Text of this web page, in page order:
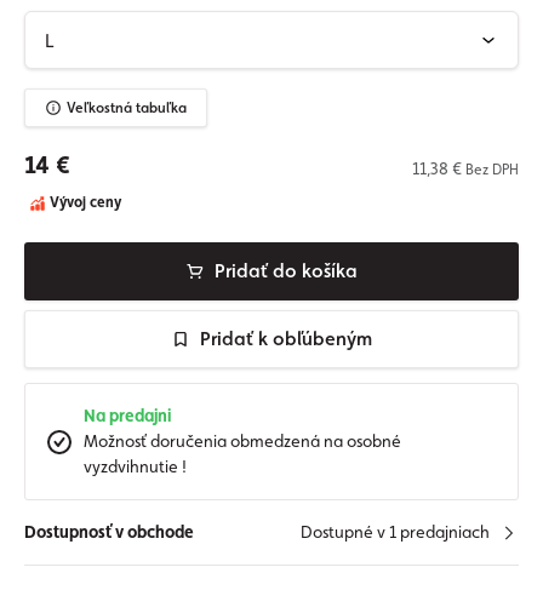
Veľkostná tabuľka
14 € 11,38 € Bez DPH
Vývoj ceny
Pridať do košíka
Pridať k obľúbeným
Na predajni
Možnosť doručenia obmedzená na osobné
vyzdvihnutie !
Dostupnosť v obchode Dostupné v 1 predajniach